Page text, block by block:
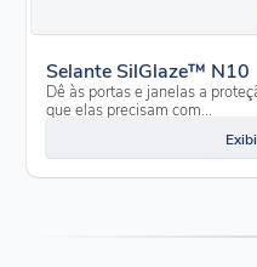
Selante SilGlaze™ N10
Dê às portas e janelas a
que elas precisam com...